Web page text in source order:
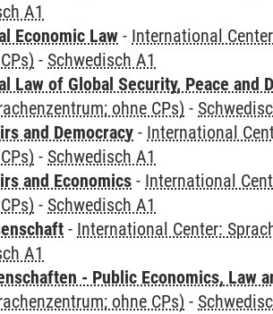
A1
Economic Law - International
- Schwedisch A1
Law of Global Security, Peace and
ohne CPs) -
and Democracy - International
- Schwedisch A1
and Economics - International
- Schwedisch A1
- International Center:
A1
- Public Economics, Law
ohne CPs) -